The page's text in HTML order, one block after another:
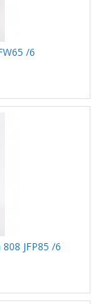
/6
JFP85 /6